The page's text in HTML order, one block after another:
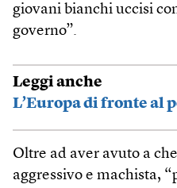
giovani bianchi uccisi
governo”.
Leggi anche
L’Europa di fronte al
Oltre ad aver avuto a
aggressivo e machista,